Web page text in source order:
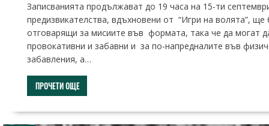
Записванията продължават до 19 часа на 15-ти
предизвикателства, вдъхновени от “Игри на волята”,
отговарящи за мисиите във формата, така че да могат
провокативни и забавни и за по-напредналите във
забавления, а…
ПРОЧЕТИ ОЩЕ